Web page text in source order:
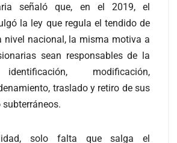
señaló que, en el 2019, el
la ley que regula el tendido de
nivel nacional, la misma motiva a
sean responsables de la
modificación,
traslado y retiro de sus
solo falta que salga el